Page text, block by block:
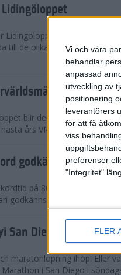
Vi och våra
behandlar
anpassad
utveckling av
positionering
leverantörers
för att få
viss
preferenser
"Integritet"
FLER
som avgörs den
till de olika klassena. Det är
blir den enda gren som
års VM i friidrott.
godkänns ej
på 800 meter från
godkänns ej.
Diego!
maratonlöpning ihop! Eller
i San Diego i